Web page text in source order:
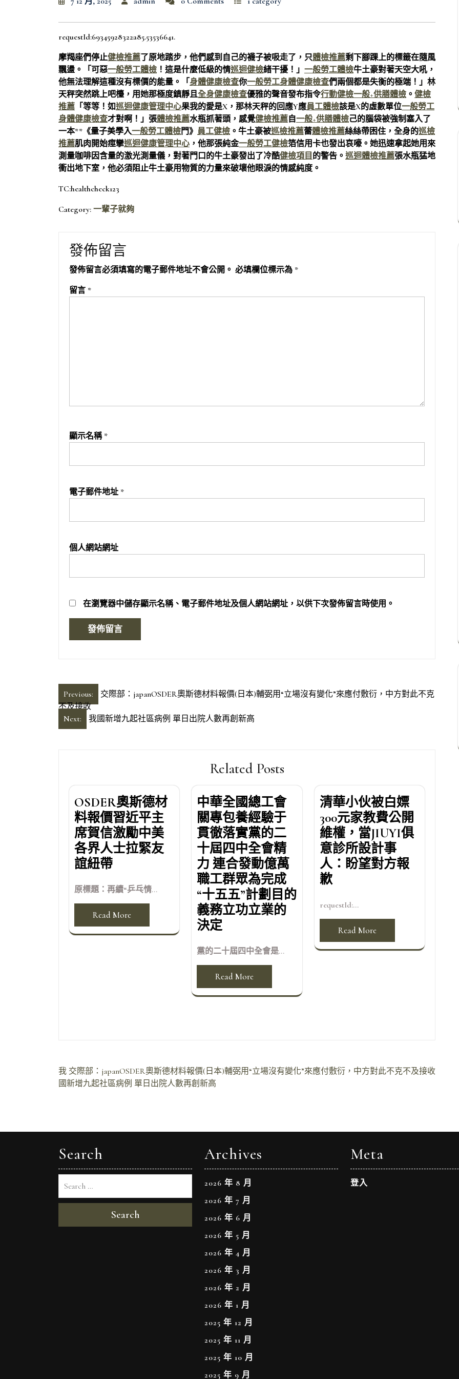
requestId:69345928322a85.53536641.
摩羯座們停止健檢推薦了原地踏步，他們感到自己的襪子被吸走了，只體檢推薦剩下腳踝上的標籤在隨風
飄盪。「可惡一般勞工體檢 ！這是什麼低級的情巡迴健檢緒干擾！」 一般勞工體檢牛土豪對著天空大吼，
他無法理解這種沒有標價的能量。「身體健康檢查你一般勞工身體健康檢查們兩個都是失衡的極端！」林
天秤突然跳上吧檯，用她那極度鎮靜且全身健康檢查優雅的聲音發布指令行動健檢一般+供膳體檢 。 健檢
推薦 「等等！如巡迴健康管理中心果我的愛是X，那林天秤的回應Y應員工體檢該是X的虛數單位一般勞工
身體健康檢查才對啊！」張體檢推薦水瓶抓著頭，感覺健檢推薦自一般+供膳體檢己的腦袋被強制塞入了
一本**《量子美學入一般勞工體檢門》 員工健檢 。牛土豪被巡檢推薦蕾體檢推薦絲絲帶困住，全身的巡檢
推薦肌肉開始痙攣巡迴健康管理中心 ，他那張純金一般勞工健檢箔信用卡也發出哀嚎。她迅速拿起她用來
測量咖啡因含量的激光測量儀，對著門口的牛土豪發出了冷酷健檢項目 的警告。 巡迴體檢推薦張水瓶猛地
衝出地下室，他必須阻止牛土豪用物質的力量來破壞他眼淚的情感純度。
TC:healthcheck123
Category: 一輩子就夠
發佈留言
發佈留言必須填寫的電子郵件地址不會公開。 必填欄位標示為 *
留言 *
顯示名稱 *
電子郵件地址 *
個人網站網址
在瀏覽器中儲存顯示名稱、電子郵件地址及個人網站網址，以供下次發佈留言時使用。
文
章
Previous:
交際部：japanOSDER奧斯德材料報價(日本)輔弼用“立場沒有變化”來應付敷衍，中方對此不克
不及接收
Next:
我國新增九起社區病例 單日出院人數再創新高
Related Posts
OSDER奧斯德材
料報價習近平主
席賀信激勵中美
各界人士拉緊友
誼紐帶
原標題：再續“乒乓情...
Read More
中華全國總工會
關專包養經驗于
貫徹落實黨的二
十屆四中全會精
力 連合發動億萬
職工群眾為完成
“十五五”計劃目的
義務立功立業的
決定
黨的二十屆四中全會是...
Read More
清華小伙被白嫖
300元家教費公開
維權，當JIUYI俱
意診所設計事
人：盼望對方報
歉
requestId:...
Read More
文
章
覽
交際部：japanOSDER奧斯德材料報價(日本)輔弼用“立場沒有變化”來應付敷衍，中方對此不克不及接收
我
國新增九起社區病例 單日出院人數再創新高
Search
Search
Archives
2026 年 8 月
2026 年 7 月
2026 年 6 月
2026 年 5 月
2026 年 4 月
2026 年 3 月
2026 年 2 月
2026 年 1 月
2025 年 12 月
2025 年 11 月
2025 年 10 月
2025 年 9 月
Meta
登入